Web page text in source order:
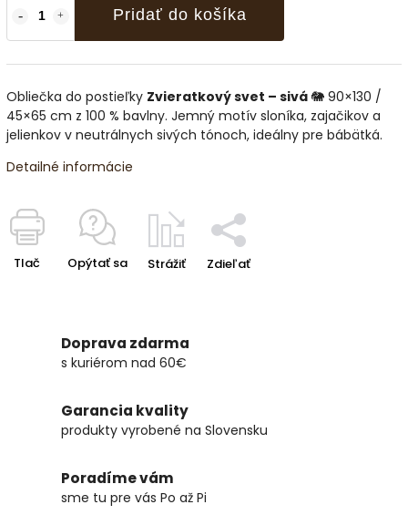
Pridať do košíka
Obliečka do postieľky Zvieratkový svet – sivá 🐘 90×130 /
45×65 cm z 100 % bavlny. Jemný motív sloníka, zajačikov a
jelienkov v neutrálnych sivých tónoch, ideálny pre bábätká.
Detailné informácie
Tlač Opýtať sa Strážiť Zdieľať
Doprava zdarma
s kuriérom nad 60€
Garancia kvality
produkty vyrobené na Slovensku
Poradíme vám
sme tu pre vás Po až Pi